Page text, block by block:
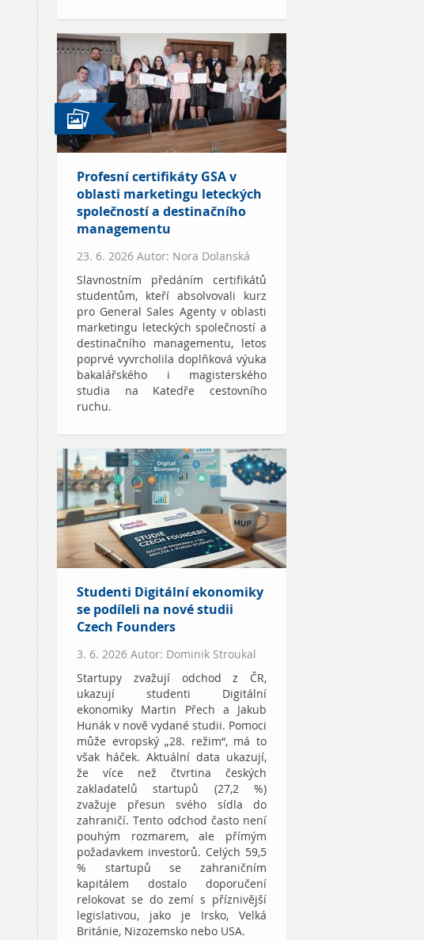
Profesní certifikáty GSA v
oblasti marketingu leteckých
společností a destinačního
managementu
23. 6. 2026 Autor: Nora Dolanská
Slavnostním předáním certifikátů
studentům, kteří absolvovali kurz
pro General Sales Agenty v oblasti
marketingu leteckých společností a
destinačního managementu, letos
poprvé vyvrcholila doplňková výuka
bakalářského i magisterského
studia na Katedře cestovního
ruchu.
Studenti Digitální ekonomiky
se podíleli na nové studii
Czech Founders
3. 6. 2026 Autor: Dominik Stroukal
Startupy zvažují odchod z ČR,
ukazují studenti Digitální
ekonomiky Martin Přech a Jakub
Hunák v nově vydané studii. Pomoci
může evropský „28. režim“, má to
však háček. Aktuální data ukazují,
že více než čtvrtina českých
zakladatelů startupů (27,2 %)
zvažuje přesun svého sídla do
zahraničí. Tento odchod často není
pouhým rozmarem, ale přímým
požadavkem investorů. Celých 59,5
% startupů se zahraničním
kapitálem dostalo doporučení
relokovat se do zemí s příznivější
legislativou, jako je Irsko, Velká
Británie, Nizozemsko nebo USA.